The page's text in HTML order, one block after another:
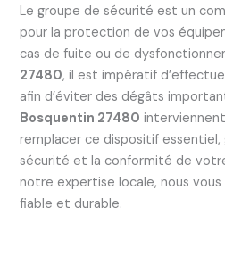
Le groupe de sécurité est un
pour la protection de vos
cas de fuite ou de
27480, il est impératif
afin d’éviter des dégâts
Bosquentin 27480
remplacer ce dispositif essentiel,
sécurité et la conformité de
notre expertise locale, nous vous
fiable et durable.